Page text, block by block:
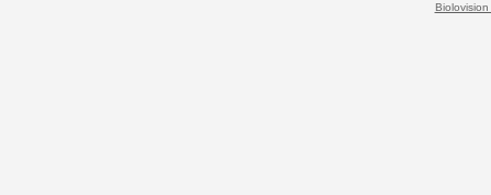
Biolovision